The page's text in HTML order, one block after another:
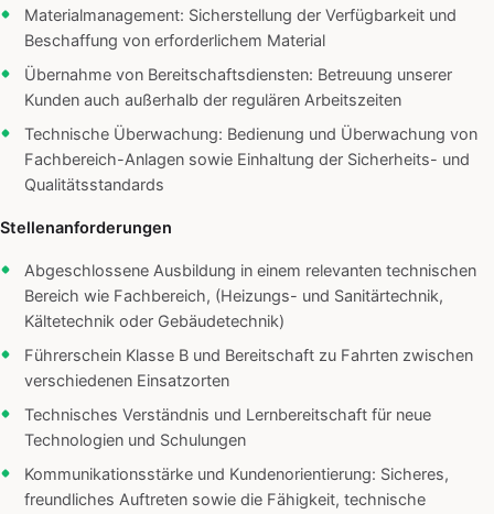
Materialmanagement: Sicherstellung der Verfügbarkeit und
Beschaffung von erforderlichem Material
Übernahme von Bereitschaftsdiensten: Betreuung unserer
Kunden auch außerhalb der regulären Arbeitszeiten
Technische Überwachung: Bedienung und Überwachung von
Fachbereich-Anlagen sowie Einhaltung der Sicherheits- und
Qualitätsstandards
Stellenanforderungen
Abgeschlossene Ausbildung in einem relevanten technischen
Bereich wie Fachbereich, (Heizungs- und Sanitärtechnik,
Kältetechnik oder Gebäudetechnik)
Führerschein Klasse B und Bereitschaft zu Fahrten zwischen
verschiedenen Einsatzorten
Technisches Verständnis und Lernbereitschaft für neue
Technologien und Schulungen
Kommunikationsstärke und Kundenorientierung: Sicheres,
freundliches Auftreten sowie die Fähigkeit, technische